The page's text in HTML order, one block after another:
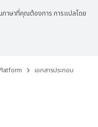
ภาษาที่คุณต้องการ การแปลโดย
เอกสารประกอบ